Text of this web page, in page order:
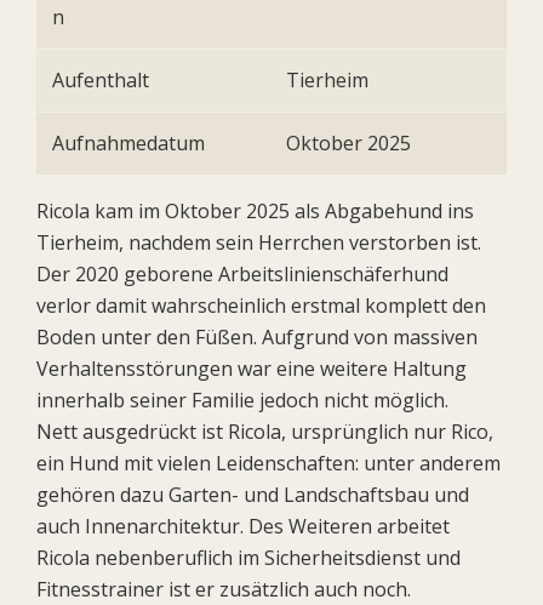
n
Aufenthalt Tierheim
Aufnahmedatum Oktober 2025
Ricola kam im Oktober 2025 als Abgabehund ins
Tierheim, nachdem sein Herrchen verstorben ist.
Der 2020 geborene Arbeitslinienschäferhund
verlor damit wahrscheinlich erstmal komplett den
Boden unter den Füßen. Aufgrund von massiven
Verhaltensstörungen war eine weitere Haltung
innerhalb seiner Familie jedoch nicht möglich.
Nett ausgedrückt ist Ricola, ursprünglich nur Rico,
ein Hund mit vielen Leidenschaften: unter anderem
gehören dazu Garten- und Landschaftsbau und
auch Innenarchitektur. Des Weiteren arbeitet
Ricola nebenberuflich im Sicherheitsdienst und
Fitnesstrainer ist er zusätzlich auch noch.